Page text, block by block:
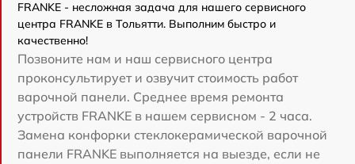
FRANKE - несложная задача для нашего сервисного
центра FRANKE в Тольятти. Выполним быстро и
качественно!
Позвоните нам и наш сервисного центра
проконсультирует и озвучит стоимость работ
варочной панели. Среднее время ремонта
устройств FRANKE в нашем сервисном - 2 часа.
Замена конфорки стеклокерамической варочной
панели FRANKE выполняется на выезде, если не